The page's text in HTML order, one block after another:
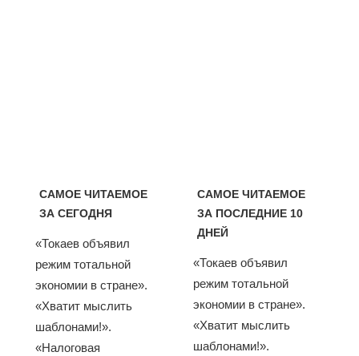
САМОЕ ЧИТАЕМОЕ
ЗА СЕГОДНЯ
«Токаев объявил
режим тотальной
экономии в стране».
«Хватит мыслить
шаблонами!».
«Налоговая
САМОЕ ЧИТАЕМОЕ
ЗА ПОСЛЕДНИЕ 10
ДНЕЙ
«Токаев объявил
режим тотальной
экономии в стране».
«Хватит мыслить
шаблонами!».